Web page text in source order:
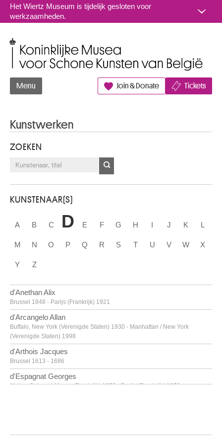
Naar inhoud
Het Wiertz Museum is tijdelijk gesloten voor
werkzaamheden.
Menu Join & Donate Tickets
Kunstwerken
ZOEKEN
KUNSTENAAR(S)
A B C D E F G H I J K L
M N O P Q R S T U V W X
Y Z
d'Anethan Alix
Brussel 1848 - Parijs (Frankrijk) 1921
d'Arcangelo Allan
Buffalo, New York (Verenigde Staten) 1930 - Manhattan / New York
(Verenigde Staten) 1998
d'Arthois Jacques
Brussel 1613 - 1686
d'Espagnat Georges
Melun, Seine-et-Marne (Frankrijk) 1870 - Parijs (Frankrijk) 1950
Geraardsbergen 1921 - Brugge 1996